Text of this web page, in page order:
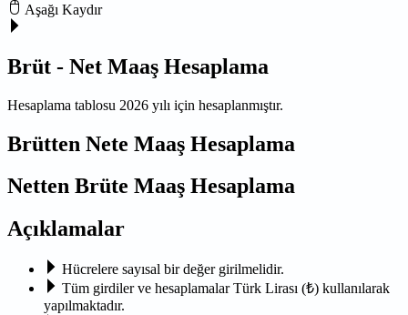
Aşağı Kaydır
Brüt - Net Maaş Hesaplama
Hesaplama tablosu 2026 yılı için hesaplanmıştır.
Brütten Nete Maaş Hesaplama
Netten Brüte Maaş Hesaplama
Açıklamalar
Hücrelere sayısal bir değer girilmelidir.
Tüm girdiler ve hesaplamalar Türk Lirası (₺) kullanılarak
yapılmaktadır.